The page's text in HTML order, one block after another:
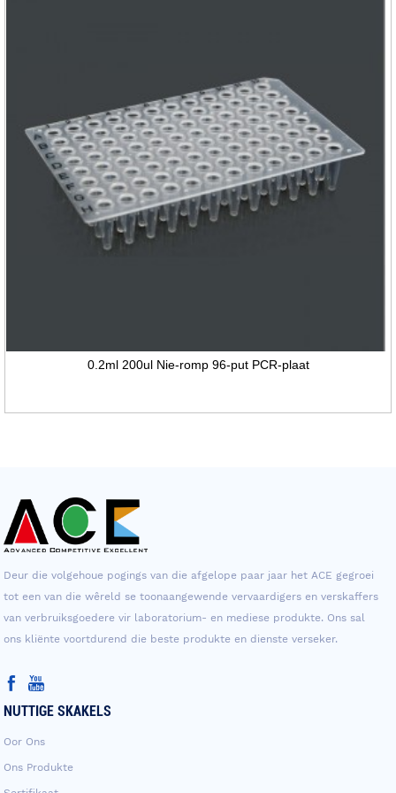
0.2ml 200ul Nie-romp 96-put PCR-plaat
Deur die volgehoue ​​pogings van die afgelope paar jaar het ACE gegroei
tot een van die wêreld se toonaangewende vervaardigers en verskaffers
van verbruiksgoedere vir laboratorium- en mediese produkte. Ons sal
ons kliënte voortdurend die beste produkte en dienste verseker.
NUTTIGE SKAKELS
Oor Ons
Ons Produkte